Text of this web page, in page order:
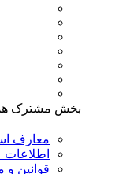
بخش مشترک
معارف
قوانین